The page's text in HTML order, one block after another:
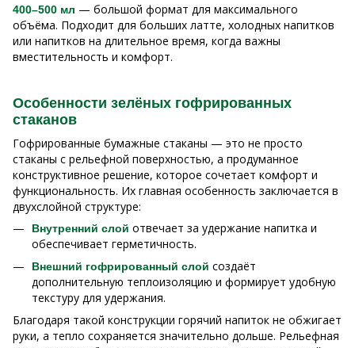
400–500 мл — большой формат для максимального
объёма. Подходит для больших латте, холодных напитков
или напитков на длительное время, когда важны
вместительность и комфорт.
Особенности зелёных гофрированных
стаканов
Гофрированные бумажные стаканы — это не просто
стаканы с рельефной поверхностью, а продуманное
конструктивное решение, которое сочетает комфорт и
функциональность. Их главная особенность заключается в
двухслойной структуре:
Внутренний слой отвечает за удержание напитка и
обеспечивает герметичность.
Внешний гофрированный слой создаёт
дополнительную теплоизоляцию и формирует удобную
текстуру для удержания.
Благодаря такой конструкции горячий напиток не обжигает
руки, а тепло сохраняется значительно дольше. Рельефная